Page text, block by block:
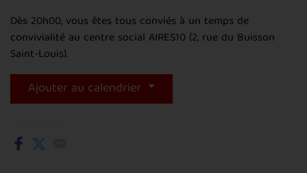
Dès 20h00, vous êtes tous conviés à un temps de
convivialité au centre social AIRES10 (2, rue du Buisson
Saint-Louis).
Ajouter au calendrier